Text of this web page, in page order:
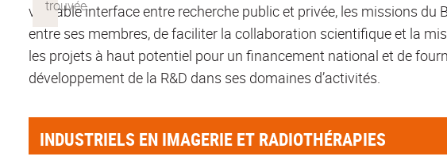
véritable interface entre recherche public et privée, les missions du
entre ses membres, de faciliter la collaboration scientifique et la
les projets à haut potentiel pour un financement national et de
développement de la R&D dans ses domaines d’activités.
INDUSTRIELS EN IMAGERIE ET RADIOTHÉRAPIES